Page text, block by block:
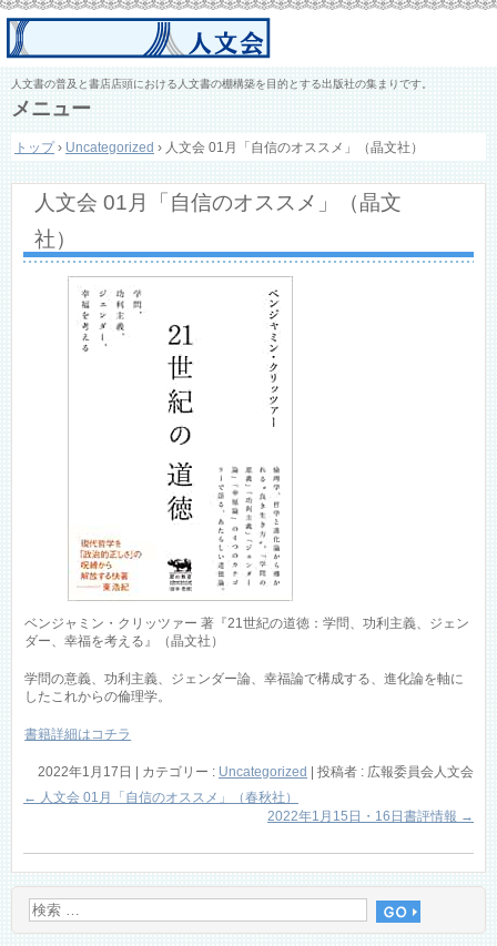
人文書の普及と書店店頭における人文書の棚構築を目的とする出版社の集まりです。
メニュー
ン
ン
キ
トップ › Uncategorized › 人文会 01月「自信のオススメ」（晶文社）
人文会 01月「自信のオススメ」（晶文
社）
ベンジャミン・クリッツァー 著『21世紀の道徳：学問、功利主義、ジェン
ダー、幸福を考える』（晶文社）
学問の意義、功利主義、ジェンダー論、幸福論で構成する、進化論を軸に
したこれからの倫理学。
書籍詳細はコチラ
2022年1月17日 カテゴリー : Uncategorized
投稿者 : 広報委員会人文会
← 人文会 01月「自信のオススメ」（春秋社）
2022年1月15日・16日書評情報 →